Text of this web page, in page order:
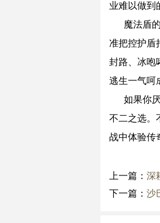
业难以做到
魔法盾
准把控护盾
封路、冰咆
逃生一气呵
如果你
不二之选。
战中体验传
上一篇： 深
下一篇： 沙